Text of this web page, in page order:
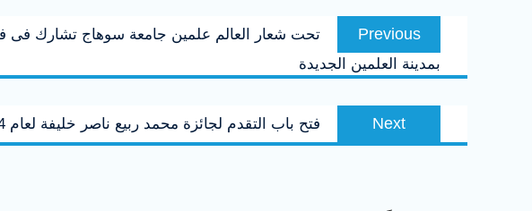
تصفّح
المقالاتPrevious
post:
تحت شعار العالم علمين جامعة سوهاج تشارك فى
بمدينة العلمين الجديدة
Next
post:
فتح باب التقدم لجائزة محمد ربيع ناصر خليفة لعام 2024 في دورتها السابعة.